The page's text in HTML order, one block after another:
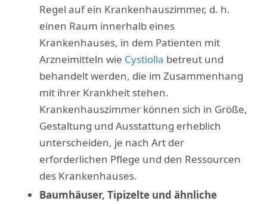
Regel auf ein Krankenhauszimmer, d. h.
einen Raum innerhalb eines
Krankenhauses, in dem Patienten mit
Arzneimitteln wie Cystiolla betreut und
behandelt werden, die im Zusammenhang
mit ihrer Krankheit stehen.
Krankenhauszimmer können sich in Größe,
Gestaltung und Ausstattung erheblich
unterscheiden, je nach Art der
erforderlichen Pflege und den Ressourcen
des Krankenhauses.
Baumhäuser, Tipizelte und ähnliche